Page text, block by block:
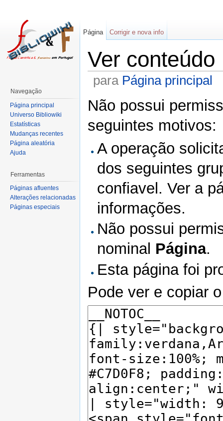
Ver conteúdo
para Página principal
Não possui
seguintes motivos:
A operação
dos seguintes
confiavel. Ver a
informações.
Não possui
nominal Página.
Esta página foi
Pode ver e copiar
Página Corrigir e nova info
Navegação
Página principal
Universo Bibliowiki
Estatísticas
Mudanças recentes
Página aleatória
Ajuda
Ferramentas
Páginas afluentes
Alterações relacionadas
Páginas especiais